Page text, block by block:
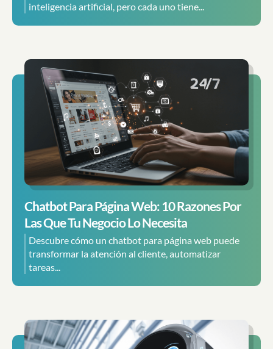
inteligencia artificial, pero cada uno tiene...
Chatbot Para Página Web: 10 Razones Por
Las Que Tu Negocio Lo Necesita
Descubre cómo un chatbot para página web puede
transformar la atención al cliente, automatizar
tareas...